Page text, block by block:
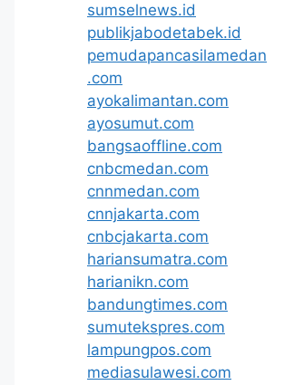
sumselnews.id
publikjabodetabek.id
pemudapancasilamedan
.com
ayokalimantan.com
ayosumut.com
bangsaoffline.com
cnbcmedan.com
cnnmedan.com
cnnjakarta.com
cnbcjakarta.com
hariansumatra.com
harianikn.com
bandungtimes.com
sumutekspres.com
lampungpos.com
mediasulawesi.com